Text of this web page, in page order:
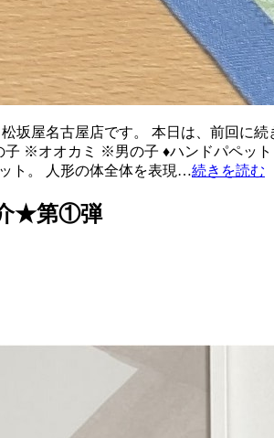
坂屋名古屋店です。 本日は、前回に
※オオカミ ※男の子 ♦ハンドパペット
ト。 人形の体全体を表現…続きを読む
★第①弾